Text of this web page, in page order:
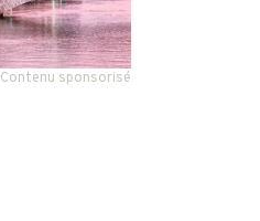
Contenu sponsorisé